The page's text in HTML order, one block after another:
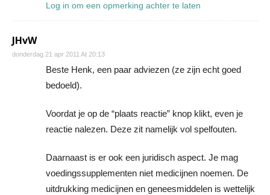
Log in om een opmerking achter te laten
JHvW
donderdag 21 apr 2011 At 20:13
Beste Henk, een paar adviezen (ze zijn echt goed
bedoeld).
Voordat je op de “plaats reactie” knop klikt, even je
reactie nalezen. Deze zit namelijk vol spelfouten.
Daarnaast is er ook een juridisch aspect. Je mag
voedingssupplementen niet medicijnen noemen. De
uitdrukking medicijnen en geneesmiddelen is wettelijk